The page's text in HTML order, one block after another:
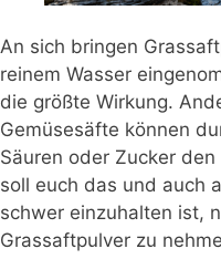
An sich bringen
reinem Wasser
die größte Wirkung.
Gemüsesäfte können
Säuren oder Zucker
soll euch das und auch
schwer einzuhalten ist,
Grassaftpulver zu